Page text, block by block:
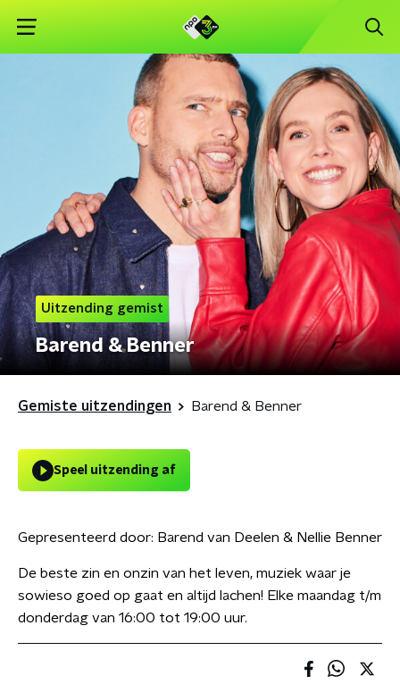
Uitzending gemist
Barend & Benner
Gemiste uitzendingen Barend & Benner
Speel uitzending af
Gepresenteerd door: Barend van Deelen & Nellie Benner
De beste zin en onzin van het leven, muziek waar je
sowieso goed op gaat en altijd lachen! Elke maandag t/m
donderdag van 16:00 tot 19:00 uur.